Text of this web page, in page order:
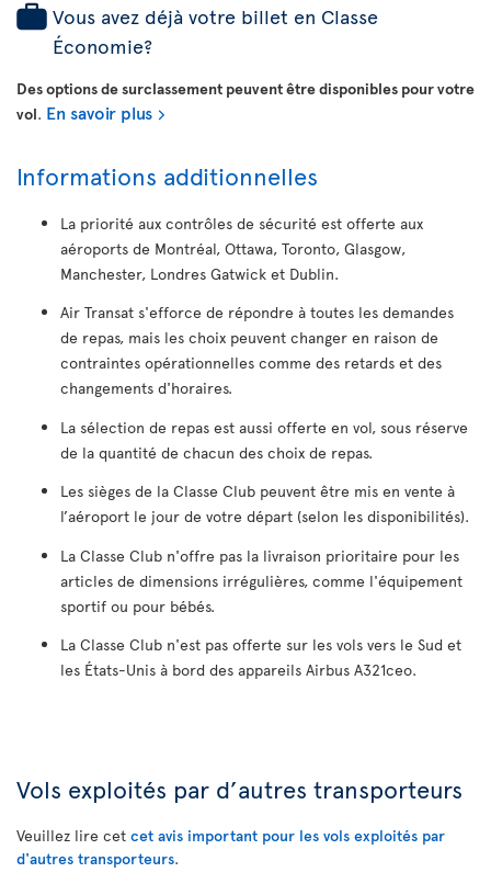
Vous avez déjà votre billet en Classe
Économie?
Des options de surclassement peuvent être disponibles pour votre
vol. En savoir plus
Informations additionnelles
La priorité aux contrôles de sécurité est offerte aux
aéroports de Montréal, Ottawa, Toronto, Glasgow,
Manchester, Londres Gatwick et Dublin.
Air Transat s'efforce de répondre à toutes les demandes
de repas, mais les choix peuvent changer en raison de
contraintes opérationnelles comme des retards et des
changements d'horaires.
La sélection de repas est aussi offerte en vol, sous réserve
de la quantité de chacun des choix de repas.
Les sièges de la Classe Club peuvent être mis en vente à
l’aéroport le jour de votre départ (selon les disponibilités).
La Classe Club n'offre pas la livraison prioritaire pour les
articles de dimensions irrégulières, comme l'équipement
sportif ou pour bébés.
La Classe Club n'est pas offerte sur les vols vers le Sud et
les États-Unis à bord des appareils Airbus A321ceo.
Vols exploités par d’autres transporteurs
Veuillez lire cet cet avis important pour les vols exploités par
d'autres transporteurs.